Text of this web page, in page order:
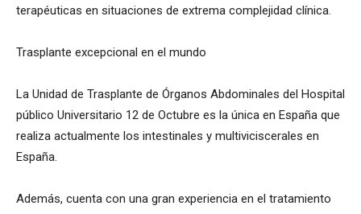
terapéuticas en situaciones de extrema complejidad clínica.
Trasplante excepcional en el mundo
La Unidad de Trasplante de Órganos Abdominales del Hospital
público Universitario 12 de Octubre es la única en España que
realiza actualmente los intestinales y multiviciscerales en
España.
Además, cuenta con una gran experiencia en el tratamiento